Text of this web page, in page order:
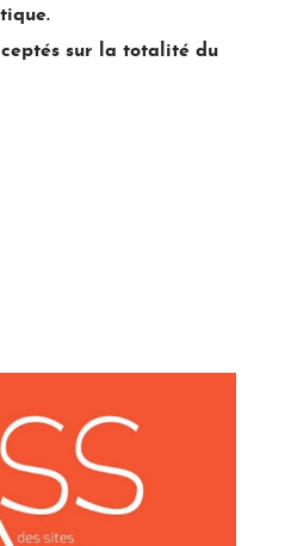
sur la totalité du